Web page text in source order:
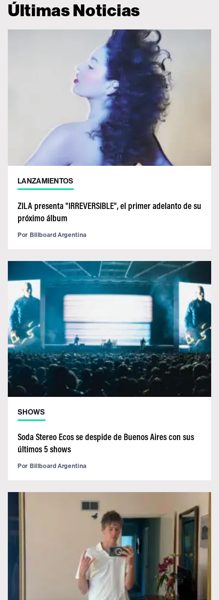
Últimas Noticias
LANZAMIENTOS
ZILA presenta "IRREVERSIBLE", el primer adelanto de su
próximo álbum
Por Billboard Argentina
SHOWS
Soda Stereo Ecos se despide de Buenos Aires con sus
últimos 5 shows
Por Billboard Argentina